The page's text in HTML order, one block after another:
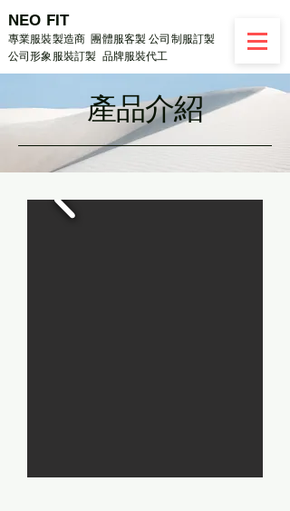
NEO FIT
專業服裝製造商 團體服客製 公司制服訂製
公司形象服裝訂製 品牌服裝代工
​產品介紹